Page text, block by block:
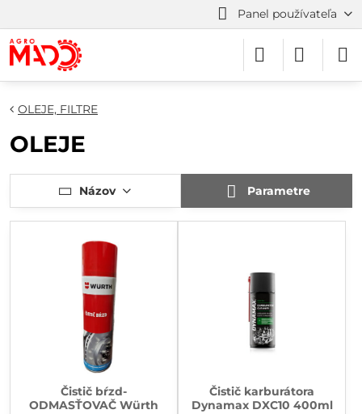
Panel používateľa
OLEJE, FILTRE
OLEJE
Názov Parametre
Čistič bŕzd-
ODMASŤOVAČ Würth
Čistič karburátora
Dynamax DXC10 400ml